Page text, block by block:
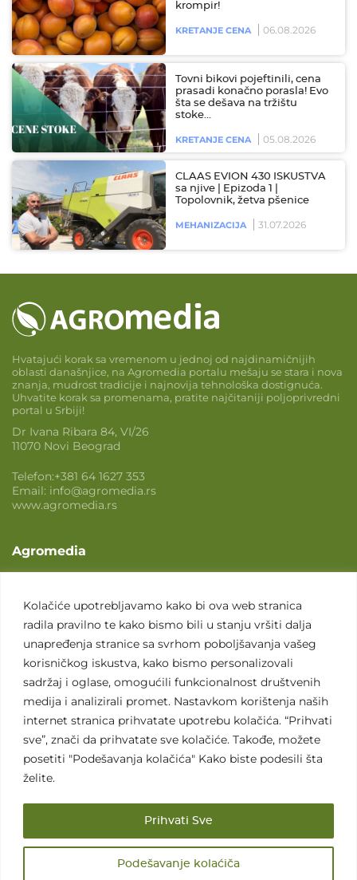
Kolačiće upotrebljavamo kako bi ova web stranica
radila pravilno te kako bismo bili u stanju vršiti dalja
unapređenja stranice sa svrhom poboljšavanja vašeg
korisničkog iskustva, kako bismo personalizovali
sadržaj i oglase, omogućili funkcionalnost društvenih
medija i analizirali promet. Nastavkom korištenja naših
internet stranica prihvatate upotrebu kolačića. “Prihvati
sve”, znači da prihvatate sve kolačiće. Takođe, možete
posetiti "Podešavanja kolačića" Kako biste podesili šta
želite.
Podešavanje kolaćiča
Prihvati Sve
krompir!
KRETANJE CENA 06.08.2026
Tovni bikovi pojeftinili, cena
prasadi konačno porasla! Evo
šta se dešava na tržištu
stoke…
KRETANJE CENA 05.08.2026
CLAAS EVION 430 ISKUSTVA
sa njive | Epizoda 1 |
Topolovnik, žetva pšenice
MEHANIZACIJA 31.07.2026
Hvatajući korak sa vremenom u jednoj od najdinamičnijih
oblasti današnjice, na Agromedia portalu mešaju se stara i nova
znanja, mudrost tradicije i najnovija tehnološka dostignuća.
Uhvatite korak sa promenama, pratite najčitaniji poljoprivredni
portal u Srbiji!
Dr Ivana Ribara 84, VI/26
11070 Novi Beograd
Telefon:+381 64 1627 353
Email: info@agromedia.rs
www.agromedia.rs
Agromedia
Svet poljoprivrede
Marketing usluge
Tražimo saradnike
Kontakt
Kontakt
Sva prava zadržana. 2007 - 2026. © Agromedia d.o.o.
Uslovi korišćenja
Politika privatnosti